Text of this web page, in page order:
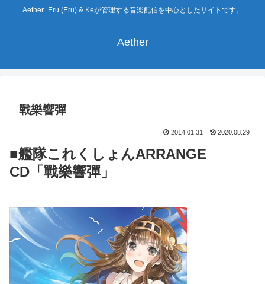
Aether_Eru (Eru) & Keが管理する音楽配信を中心としたサイトです。
Aether
戰樂響彈
2014.01.31 2020.08.29
■艦隊これくしょんARRANGE
CD「戰樂響彈」